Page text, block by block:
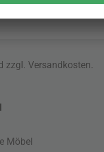
zzgl.Versandkosten.
Möbel